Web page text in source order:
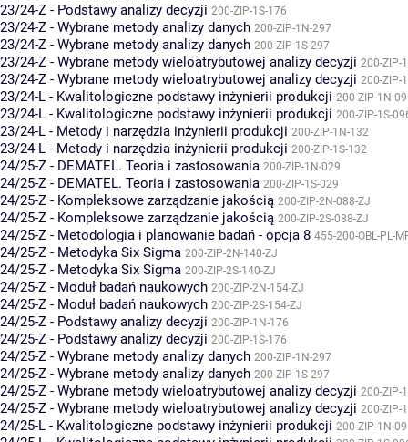
23/24-Z - Podstawy analizy decyzji 200-ZIP-1S-176
23/24-Z - Wybrane metody analizy danych 200-ZIP-1N-297
23/24-Z - Wybrane metody analizy danych 200-ZIP-1S-297
23/24-Z - Wybrane metody wieloatrybutowej analizy decyzji 200-ZIP-
23/24-Z - Wybrane metody wieloatrybutowej analizy decyzji 200-ZIP-
23/24-L - Kwalitologiczne podstawy inżynierii produkcji 200-ZIP-1N-
23/24-L - Kwalitologiczne podstawy inżynierii produkcji 200-ZIP-1S-
23/24-L - Metody i narzędzia inżynierii produkcji 200-ZIP-1N-132
23/24-L - Metody i narzędzia inżynierii produkcji 200-ZIP-1S-132
24/25-Z - DEMATEL. Teoria i zastosowania 200-ZIP-1N-029
24/25-Z - DEMATEL. Teoria i zastosowania 200-ZIP-1S-029
24/25-Z - Kompleksowe zarządzanie jakością 200-ZIP-2N-088-ZJ
24/25-Z - Kompleksowe zarządzanie jakością 200-ZIP-2S-088-ZJ
24/25-Z - Metodologia i planowanie badań - opcja 8 455-200-OBL-PL-
24/25-Z - Metodyka Six Sigma 200-ZIP-2N-140-ZJ
24/25-Z - Metodyka Six Sigma 200-ZIP-2S-140-ZJ
24/25-Z - Moduł badań naukowych 200-ZIP-2N-154-ZJ
24/25-Z - Moduł badań naukowych 200-ZIP-2S-154-ZJ
24/25-Z - Podstawy analizy decyzji 200-ZIP-1N-176
24/25-Z - Podstawy analizy decyzji 200-ZIP-1S-176
24/25-Z - Wybrane metody analizy danych 200-ZIP-1N-297
24/25-Z - Wybrane metody analizy danych 200-ZIP-1S-297
24/25-Z - Wybrane metody wieloatrybutowej analizy decyzji 200-ZIP-
24/25-Z - Wybrane metody wieloatrybutowej analizy decyzji 200-ZIP-
24/25-L - Kwalitologiczne podstawy inżynierii produkcji 200-ZIP-1N-